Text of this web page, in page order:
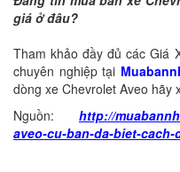
giá ở đâu?
Tham khảo đầy đủ các Giá
chuyên nghiệp tại
dòng xe Chevrolet Aveo hãy
Nguồn: http://
aveo-cu-ban-da-biet-